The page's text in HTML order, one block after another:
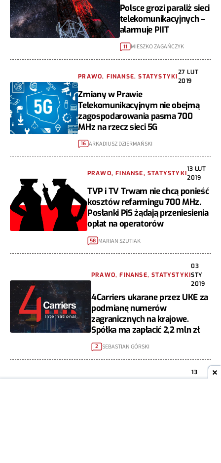
Polsce grozi paraliż sieci
telekomunikacyjnych –
alarmuje PIIT
11 MIESZKO ZAGAŃCZYK
PRAWO, FINANSE, STATYSTYKI
27 LUT
2019
Zmiany w Prawie
Telekomunikacyjnym nie obejmą
zagospodarowania pasma 700
MHz na rzecz sieci 5G
16 ARKADIUSZ DZIERMAŃSKI
PRAWO, FINANSE, STATYSTYKI
13 LUT
2019
TVP i TV Trwam nie chcą ponieść
kosztów refarmingu 700 MHz.
Posłanki PiS żądają przeniesienia
opłat na operatorów
58 MARIAN SZUTIAK
PRAWO, FINANSE, STATYSTYKI
03
STY
2019
4Carriers ukarane przez UKE za
podmianę numerów
zagranicznych na krajowe.
Spółka ma zapłacić 2,2 mln zł
2 SEBASTIAN GÓRSKI
PRAWO, FINANSE, STATYSTYKI
13
GRU